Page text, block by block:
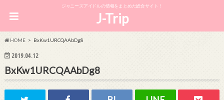
ジャニーズアイドルの情報をまとめた総合サイト！
J-Trip
HOME BxKw1URCQAAbDg8
2019.04.12
BxKw1URCQAAbDg8